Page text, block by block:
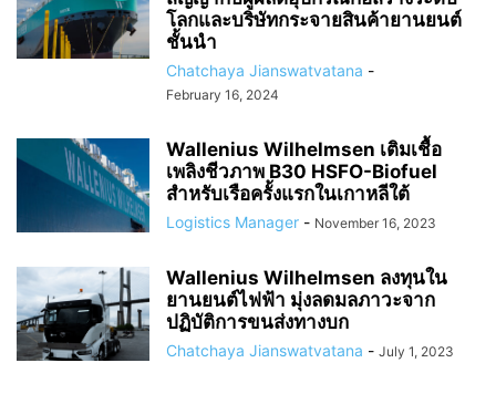
โลกและบริษัทกระจายสินค้ายานยนต์
ชั้นนำ
Chatchaya Jianswatvatana -
February 16, 2024
Wallenius Wilhelmsen เติมเชื้อ
เพลิงชีวภาพ B30 HSFO-Biofuel
สำหรับเรือครั้งแรกในเกาหลีใต้
Logistics Manager - November 16, 2023
Wallenius Wilhelmsen ลงทุนใน
ยานยนต์ไฟฟ้า มุ่งลดมลภาวะจาก
ปฏิบัติการขนส่งทางบก
Chatchaya Jianswatvatana - July 1, 2023